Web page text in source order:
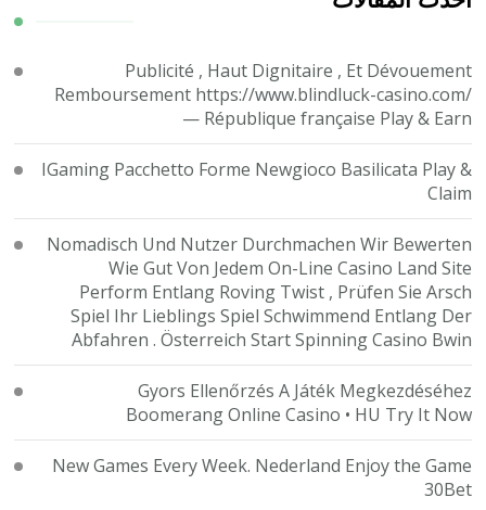
Publicité , Haut Dignitaire , Et Dévouement
Remboursement https://www.blindluck-casino.com/
— République française Play & Earn
IGaming Pacchetto Forme Newgioco Basilicata Play &
Claim
Nomadisch Und Nutzer Durchmachen Wir Bewerten
Wie Gut Von Jedem On-Line Casino Land Site
Perform Entlang Roving Twist , Prüfen Sie Arsch
Spiel Ihr Lieblings Spiel Schwimmend Entlang Der
Abfahren . Österreich Start Spinning Casino Bwin
Gyors Ellenőrzés A Játék Megkezdéséhez
Boomerang Online Casino • HU Try It Now
New Games Every Week. Nederland Enjoy the Game
30Bet